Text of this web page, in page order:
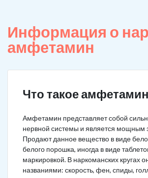
Информация о
амфетамин
Что такое амфетамин
Амфетамин представляет собой
нервной системы и является мощным
Продают данное вещество в виде
белого порошка, иногда в виде
маркировкой. В наркоманских кругах
названиями: скорость, фен, спиды,